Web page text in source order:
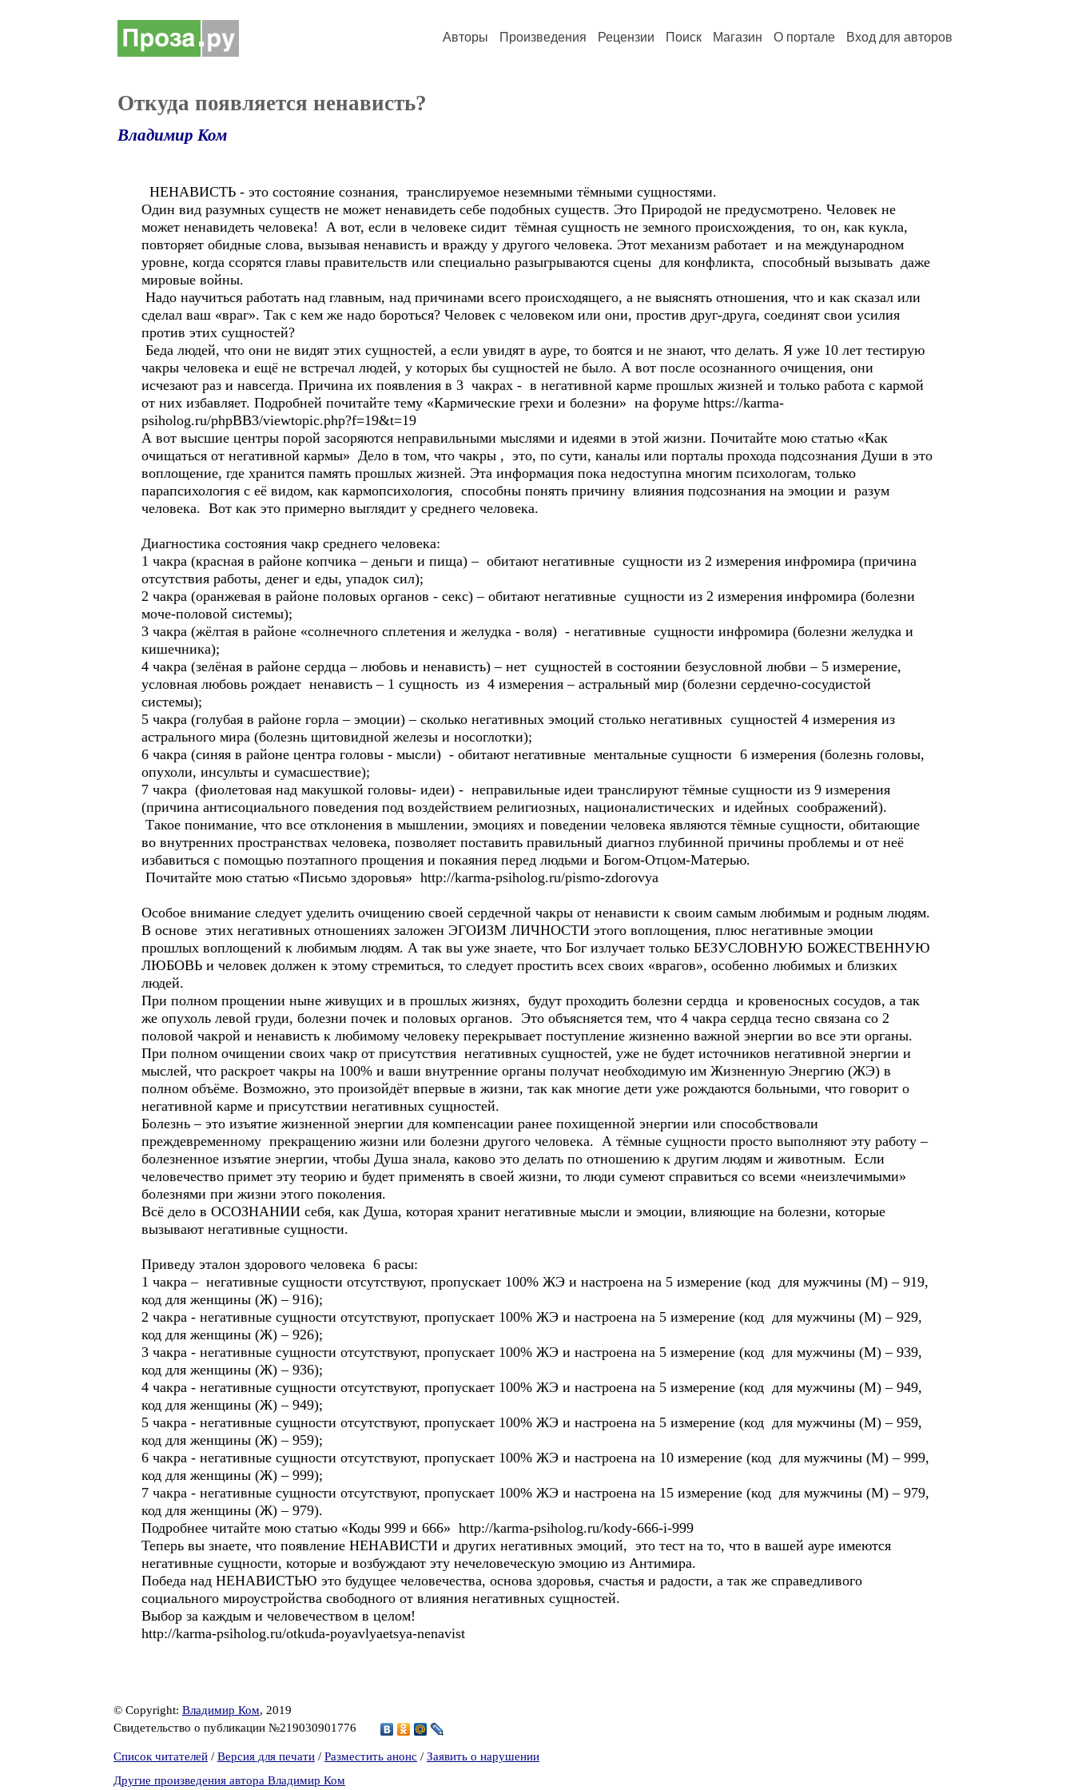
Авторы Произведения Рецензии Поиск Магазин О портале Вход для авторов
Откуда появляется ненависть?
Владимир Ком
НЕНАВИСТЬ - это состояние сознания, транслируемое неземными тёмными сущностями.
Один вид разумных существ не может ненавидеть себе подобных существ. Это Природой не предусмотрено. Человек не
может ненавидеть человека! А вот, если в человеке сидит тёмная сущность не земного происхождения, то он, как кукла,
повторяет обидные слова, вызывая ненависть и вражду у другого человека. Этот механизм работает и на международном
уровне, когда ссорятся главы правительств или специально разыгрываются сцены для конфликта, способный вызывать даже
мировые войны.
Надо научиться работать над главным, над причинами всего происходящего, а не выяснять отношения, что и как сказал или
сделал ваш «враг». Так с кем же надо бороться? Человек с человеком или они, простив друг-друга, соединят свои усилия
против этих сущностей?
Беда людей, что они не видят этих сущностей, а если увидят в ауре, то боятся и не знают, что делать. Я уже 10 лет тестирую
чакры человека и ещё не встречал людей, у которых бы сущностей не было. А вот после осознанного очищения, они
исчезают раз и навсегда. Причина их появления в 3 чакрах - в негативной карме прошлых жизней и только работа с кармой
от них избавляет. Подробней почитайте тему «Кармические грехи и болезни» на форуме https://karma-
psiholog.ru/phpBB3/viewtopic.php?f=19&t=19
А вот высшие центры порой засоряются неправильными мыслями и идеями в этой жизни. Почитайте мою статью «Как
очищаться от негативной кармы» Дело в том, что чакры , это, по сути, каналы или порталы прохода подсознания Души в это
воплощение, где хранится память прошлых жизней. Эта информация пока недоступна многим психологам, только
парапсихология с её видом, как кармопсихология, способны понять причину влияния подсознания на эмоции и разум
человека. Вот как это примерно выглядит у среднего человека.
Диагностика состояния чакр среднего человека:
1 чакра (красная в районе копчика – деньги и пища) – обитают негативные сущности из 2 измерения инфромира (причина
отсутствия работы, денег и еды, упадок сил);
2 чакра (оранжевая в районе половых органов - секс) – обитают негативные сущности из 2 измерения инфромира (болезни
моче-половой системы);
3 чакра (жёлтая в районе «солнечного сплетения и желудка - воля) - негативные сущности инфромира (болезни желудка и
кишечника);
4 чакра (зелёная в районе сердца – любовь и ненависть) – нет сущностей в состоянии безусловной любви – 5 измерение,
условная любовь рождает ненависть – 1 сущность из 4 измерения – астральный мир (болезни сердечно-сосудистой
системы);
5 чакра (голубая в районе горла – эмоции) – сколько негативных эмоций столько негативных сущностей 4 измерения из
астрального мира (болезнь щитовидной железы и носоглотки);
6 чакра (синяя в районе центра головы - мысли) - обитают негативные ментальные сущности 6 измерения (болезнь головы,
опухоли, инсульты и сумасшествие);
7 чакра (фиолетовая над макушкой головы- идеи) - неправильные идеи транслируют тёмные сущности из 9 измерения
(причина антисоциального поведения под воздействием религиозных, националистических и идейных соображений).
Такое понимание, что все отклонения в мышлении, эмоциях и поведении человека являются тёмные сущности, обитающие
во внутренних пространствах человека, позволяет поставить правильный диагноз глубинной причины проблемы и от неё
избавиться с помощью поэтапного прощения и покаяния перед людьми и Богом-Отцом-Матерью.
Почитайте мою статью «Письмо здоровья» http://karma-psiholog.ru/pismo-zdorovya
Особое внимание следует уделить очищению своей сердечной чакры от ненависти к своим самым любимым и родным людям.
В основе этих негативных отношениях заложен ЭГОИЗМ ЛИЧНОСТИ этого воплощения, плюс негативные эмоции
прошлых воплощений к любимым людям. А так вы уже знаете, что Бог излучает только БЕЗУСЛОВНУЮ БОЖЕСТВЕННУЮ
ЛЮБОВЬ и человек должен к этому стремиться, то следует простить всех своих «врагов», особенно любимых и близких
людей.
При полном прощении ныне живущих и в прошлых жизнях, будут проходить болезни сердца и кровеносных сосудов, а так
же опухоль левой груди, болезни почек и половых органов. Это объясняется тем, что 4 чакра сердца тесно связана со 2
половой чакрой и ненависть к любимому человеку перекрывает поступление жизненно важной энергии во все эти органы.
При полном очищении своих чакр от присутствия негативных сущностей, уже не будет источников негативной энергии и
мыслей, что раскроет чакры на 100% и ваши внутренние органы получат необходимую им Жизненную Энергию (ЖЭ) в
полном объёме. Возможно, это произойдёт впервые в жизни, так как многие дети уже рождаются больными, что говорит о
негативной карме и присутствии негативных сущностей.
Болезнь – это изъятие жизненной энергии для компенсации ранее похищенной энергии или способствовали
преждевременному прекращению жизни или болезни другого человека. А тёмные сущности просто выполняют эту работу –
болезненное изъятие энергии, чтобы Душа знала, каково это делать по отношению к другим людям и животным. Если
человечество примет эту теорию и будет применять в своей жизни, то люди сумеют справиться со всеми «неизлечимыми»
болезнями при жизни этого поколения.
Всё дело в ОСОЗНАНИИ себя, как Душа, которая хранит негативные мысли и эмоции, влияющие на болезни, которые
вызывают негативные сущности.
Приведу эталон здорового человека 6 расы:
1 чакра – негативные сущности отсутствуют, пропускает 100% ЖЭ и настроена на 5 измерение (код для мужчины (М) – 919,
код для женщины (Ж) – 916);
2 чакра - негативные сущности отсутствуют, пропускает 100% ЖЭ и настроена на 5 измерение (код для мужчины (М) – 929,
код для женщины (Ж) – 926);
3 чакра - негативные сущности отсутствуют, пропускает 100% ЖЭ и настроена на 5 измерение (код для мужчины (М) – 939,
код для женщины (Ж) – 936);
4 чакра - негативные сущности отсутствуют, пропускает 100% ЖЭ и настроена на 5 измерение (код для мужчины (М) – 949,
код для женщины (Ж) – 949);
5 чакра - негативные сущности отсутствуют, пропускает 100% ЖЭ и настроена на 5 измерение (код для мужчины (М) – 959,
код для женщины (Ж) – 959);
6 чакра - негативные сущности отсутствуют, пропускает 100% ЖЭ и настроена на 10 измерение (код для мужчины (М) – 999,
код для женщины (Ж) – 999);
7 чакра - негативные сущности отсутствуют, пропускает 100% ЖЭ и настроена на 15 измерение (код для мужчины (М) – 979,
код для женщины (Ж) – 979).
Подробнее читайте мою статью «Коды 999 и 666» http://karma-psiholog.ru/kody-666-i-999
Теперь вы знаете, что появление НЕНАВИСТИ и других негативных эмоций, это тест на то, что в вашей ауре имеются
негативные сущности, которые и возбуждают эту нечеловеческую эмоцию из Антимира.
Победа над НЕНАВИСТЬЮ это будущее человечества, основа здоровья, счастья и радости, а так же справедливого
социального мироустройства свободного от влияния негативных сущностей.
Выбор за каждым и человечеством в целом!
http://karma-psiholog.ru/otkuda-poyavlyaetsya-nenavist
© Copyright: Владимир Ком, 2019
Свидетельство о публикации №219030901776
Список читателей / Версия для печати / Разместить анонс / Заявить о нарушении
Другие произведения автора Владимир Ком